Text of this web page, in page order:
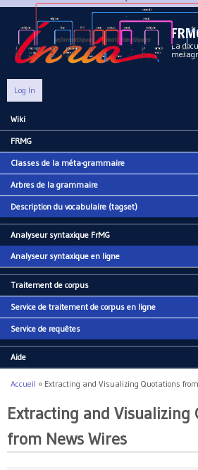
Aller au contenu
La
Log In
Main menu
Wiki
FRMG
Classes de la méta-grammaire
Arbres de la grammaire
Description du vocabulaire (tagset)
Analyseur syntaxique FrMG
Analyseur syntaxique en ligne
Traitement de corpus
Service de traitement de corpus en ligne
Service de requêtes
Aide
Vous êtes ici
Accueil » Extracting and Visualizing Quotations
Extracting and Visualizing
from News Wires